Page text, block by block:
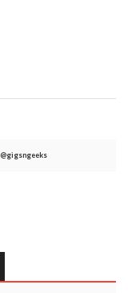
@gigsngeeks